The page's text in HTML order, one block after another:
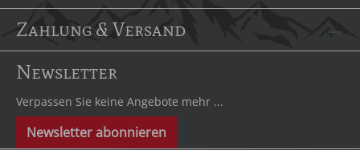
Zahlung & Versand
Newsletter
Verpassen Sie keine Angebote mehr ...
Newsletter abonnieren